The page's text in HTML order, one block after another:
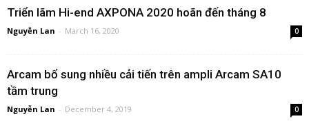
Triển lãm Hi-end AXPONA 2020 hoãn đến tháng 8
Nguyễn Lan - March 16, 2020 0
Arcam bổ sung nhiều cải tiến trên ampli Arcam SA10
tầm trung
Nguyễn Lan - December 4, 2019 0